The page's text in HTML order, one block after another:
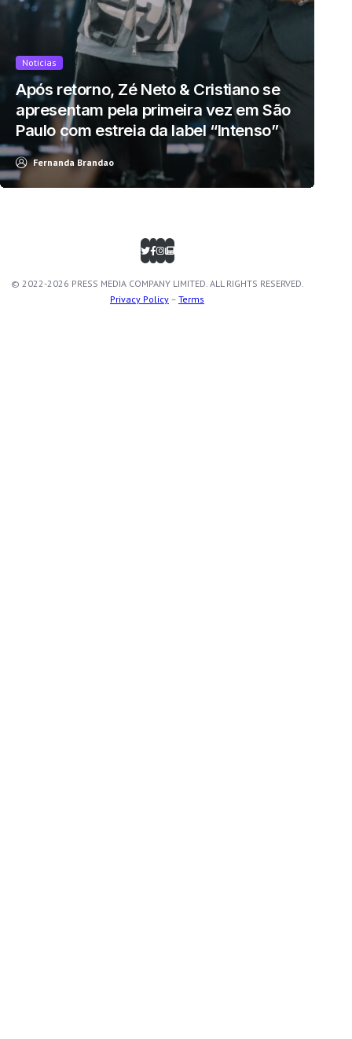
Noticias
Após retorno, Zé Neto & Cristiano se
apresentam pela primeira vez em São
Paulo com estreia da label “Intenso”
Fernanda Brandao
© 2022-2026 PRESS MEDIA COMPANY LIMITED. ALL RIGHTS RESERVED.
Privacy Policy – Terms